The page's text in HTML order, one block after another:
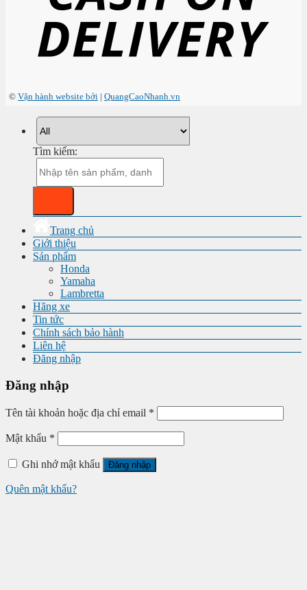
© Vận hành website bởi | QuangCaoNhanh.vn
Tìm kiếm:
Trang chủ
Giới thiệu
Sản phẩm
Honda
Yamaha
Lambretta
Hãng xe
Tin tức
Chính sách bảo hành
Liên hệ
Đăng nhập
Đăng nhập
Tên tài khoản hoặc địa chỉ email *
Mật khẩu *
Ghi nhớ mật khẩu Đăng nhập
Quên mật khẩu?